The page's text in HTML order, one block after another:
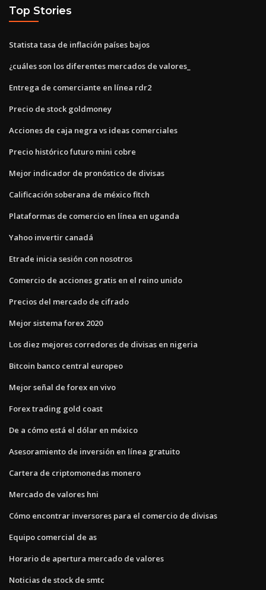
Top Stories
Statista tasa de inflación países bajos
¿cuáles son los diferentes mercados de valores_
Entrega de comerciante en línea rdr2
Precio de stock goldmoney
Acciones de caja negra vs ideas comerciales
Precio histórico futuro mini cobre
Mejor indicador de pronóstico de divisas
Calificación soberana de méxico fitch
Plataformas de comercio en línea en uganda
Yahoo invertir canadá
Etrade inicia sesión con nosotros
Comercio de acciones gratis en el reino unido
Precios del mercado de cifrado
Mejor sistema forex 2020
Los diez mejores corredores de divisas en nigeria
Bitcoin banco central europeo
Mejor señal de forex en vivo
Forex trading gold coast
De a cómo está el dólar en méxico
Asesoramiento de inversión en línea gratuito
Cartera de criptomonedas monero
Mercado de valores hni
Cómo encontrar inversores para el comercio de divisas
Equipo comercial de as
Horario de apertura mercado de valores
Noticias de stock de smtc